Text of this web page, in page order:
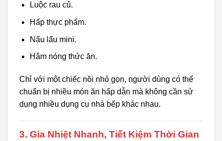
Luộc rau củ.
Hấp thực phẩm.
Nấu lẩu mini.
Hâm nóng thức ăn.
Chỉ với một chiếc nồi nhỏ gọn, người dùng có thể
chuẩn bị nhiều món ăn hấp dẫn mà không cần sử
dụng nhiều dụng cụ nhà bếp khác nhau.
3. Gia Nhiệt Nhanh, Tiết Kiệm Thời Gian